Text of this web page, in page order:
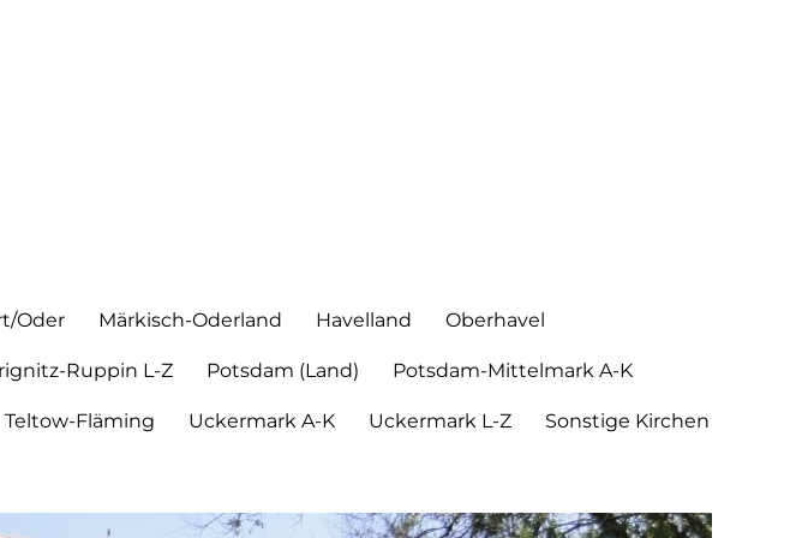
Oder Märkisch-Oderland Havelland Oberhavel
Ruppin L-Z Potsdam (Land) Potsdam-Mittelmark A-K
Teltow-Fläming Uckermark A-K Uckermark L-Z Sonstige Kirchen